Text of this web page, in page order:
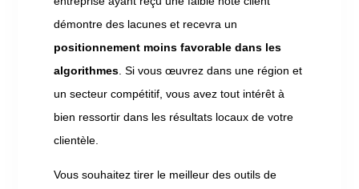
démontre des lacunes et recevra un
positionnement moins favorable dans les
algorithmes. Si vous œuvrez dans une région et
un secteur compétitif, vous avez tout intérêt à
bien ressortir dans les résultats locaux de votre
clientèle.
Vous souhaitez tirer le meilleur des outils de